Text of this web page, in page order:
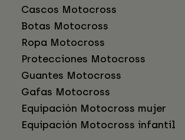
Cascos Motocross
Botas Motocross
Ropa Motocross
Protecciones Motocross
Guantes Motocross
Gafas Motocross
Equipación Motocross mujer
Equipación Motocross infantil